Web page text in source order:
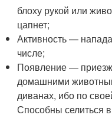
блоху рукой или
цапнет;
Активность —
числе;
Появление —
домашними
диванах, ибо по
Способны селиться